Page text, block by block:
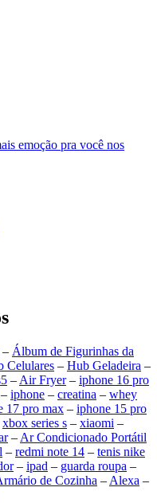
emoção pra você nos
– Álbum de Figurinhas da
Celulares – Hub Geladeira –
– Air Fryer– iphone 16 pro
– iphone – creatina – whey
17 pro max – iphone 15 pro
xbox series s – xiaomi –
– Ar Condicionado Portátil
– redmi note 14 – tenis nike
– ipad – guarda roupa –
de Cozinha – Alexa –